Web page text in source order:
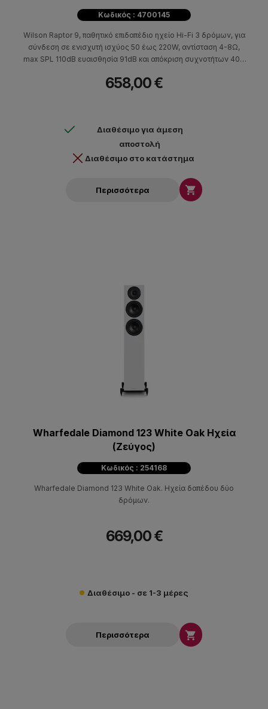
Κωδικός : 4700145
Wilson Raptor 9, παθητικό επιδαπέδιο ηχείο Hi-Fi 3 δρόμων, για
σύνδεση σε ενισχυτή ισχύος 50 έως 220W, αντίσταση 4-8Ω,
max SPL 110dB ευαισθησία 91dB και απόκριση συχνοτήτων 40 –
χώρους, για συστήματα οικιακού κινηματογράφου και λάτρεις
658,00 €
Διαθέσιμο για άμεση
αποστολή
Διαθέσιμο στο κατάστημα
Περισσότερα 
Wharfedale Diamond 123 White Oak Ηχεία
(Ζεύγος)
Κωδικός : 254168
Wharfedale Diamond 123 White Oak. Hχεία δαπέδου δύο
δρόμων.
669,00 €
Διαθέσιμο - σε 1-3 μέρες
Περισσότερα 